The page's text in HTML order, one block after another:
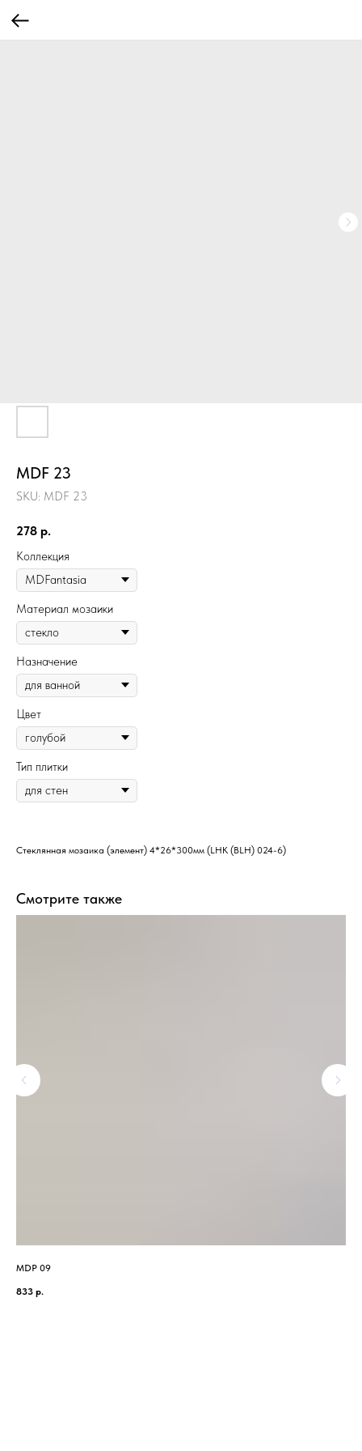
MDF 23
SKU: MDF 23
278 р.
Коллекция
Материал мозаики
Назначение
Цвет
Тип плитки
Стеклянная мозаика (элемент) 4*26*300мм (LHK (BLH) 024-6)
Смотрите также
MDP 09
833 р.